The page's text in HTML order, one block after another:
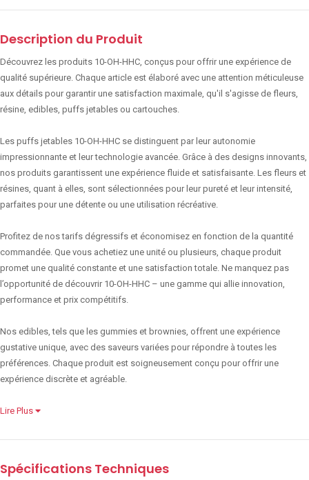
Description du Produit
Découvrez les produits 10-OH-HHC, conçus pour offrir une expérience de
qualité supérieure. Chaque article est élaboré avec une attention méticuleuse
aux détails pour garantir une satisfaction maximale, qu'il s'agisse de fleurs,
résine, edibles, puffs jetables ou cartouches.
Les puffs jetables 10-OH-HHC se distinguent par leur autonomie
impressionnante et leur technologie avancée. Grâce à des designs innovants,
nos produits garantissent une expérience fluide et satisfaisante. Les fleurs et
résines, quant à elles, sont sélectionnées pour leur pureté et leur intensité,
parfaites pour une détente ou une utilisation récréative.
Profitez de nos tarifs dégressifs et économisez en fonction de la quantité
commandée. Que vous achetiez une unité ou plusieurs, chaque produit
promet une qualité constante et une satisfaction totale. Ne manquez pas
l’opportunité de découvrir 10-OH-HHC – une gamme qui allie innovation,
performance et prix compétitifs.
Nos edibles, tels que les gummies et brownies, offrent une expérience
gustative unique, avec des saveurs variées pour répondre à toutes les
préférences. Chaque produit est soigneusement conçu pour offrir une
expérience discrète et agréable.
Lire Plus
Spécifications Techniques